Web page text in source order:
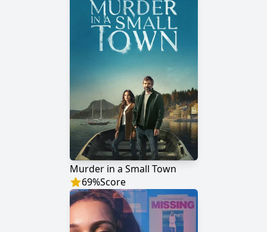
Murder in a Small Town
69%Score